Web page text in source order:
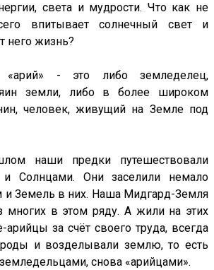
света и мудрости. Что как не
впитывает солнечный свет и
него жизнь?
«арий» - это либо земледелец,
земли, либо в более широком
человек, живущий на Земле под
наши предки путешествовали
Солнцами. Они заселили немало
и Земель в них. Наша Мидгард-Земля
многих в этом ряду. А жили на этих
за счёт своего труда, всегда
и возделывали землю, то есть
снова «арийцами».